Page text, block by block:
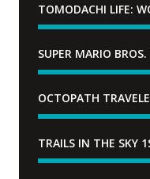
TOMODACHI LIFE:
OCTOPATH
TRAILS IN THE SKY